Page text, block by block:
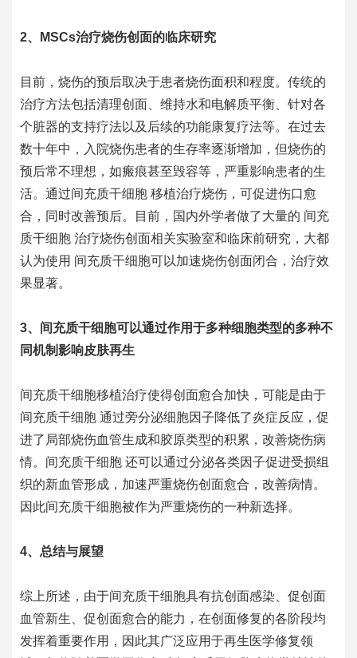
2、MSCs治疗烧伤创面的临床研究
目前，烧伤的预后取决于患者烧伤面积和程度。传统的
治疗方法包括清理创面、维持水和电解质平衡、针对各
个脏器的支持疗法以及后续的功能康复疗法等。在过去
数十年中，入院烧伤患者的生存率逐渐增加，但烧伤的
预后常不理想，如瘢痕甚至毁容等，严重影响患者的生
活。通过间充质干细胞 移植治疗烧伤，可促进伤口愈
合，同时改善预后。目前，国内外学者做了大量的 间充
质干细胞 治疗烧伤创面相关实验室和临床前研究，大都
认为使用 间充质干细胞可以加速烧伤创面闭合，治疗效
果显著。
3、间充质干细胞可以通过作用于多种细胞类型的多种不
同机制影响皮肤再生
间充质干细胞移植治疗使得创面愈合加快，可能是由于
间充质干细胞 通过旁分泌细胞因子降低了炎症反应，促
进了局部烧伤血管生成和胶原类型的积累，改善烧伤病
情。 间充质干细胞 还可以通过分泌各类因子促进受损组
织的新血管形成，加速严重烧伤创面愈合，改善病情。
因此间充质干细胞被作为严重烧伤的一种新选择。
4、总结与展望
综上所述，由于间充质干细胞具有抗创面感染、促创面
血管新生、促创面愈合的能力，在创面修复的各阶段均
发挥着重要作用，因此其广泛应用于再生医学修复领